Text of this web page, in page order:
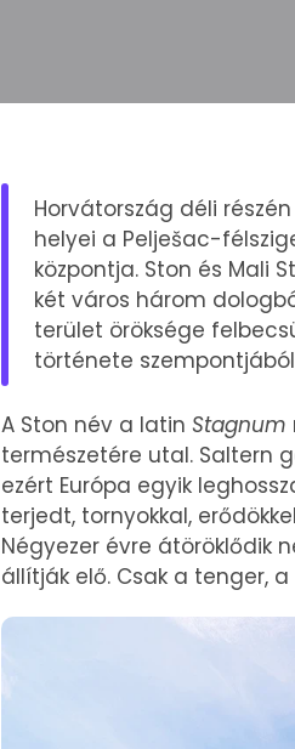
Horvátország déli
helyei a Pelješac-
központja. Ston és Mali
két város három
terület öröksége
története
A Ston név a latin Stagnum
természetére utal. Saltern
ezért Európa egyik
terjedt, tornyokkal,
Négyezer évre átöröklődik
állítják elő. Csak a tenger,